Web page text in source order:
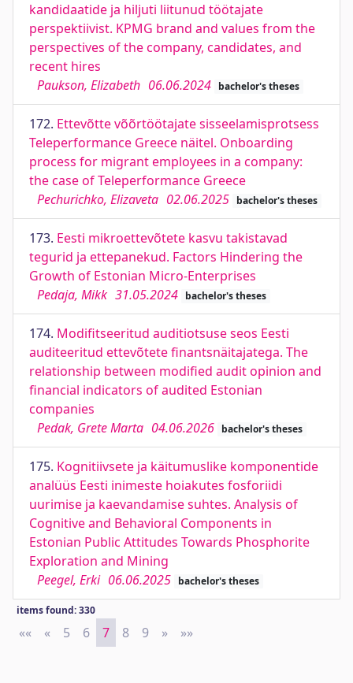
kandidaatide ja hiljuti liitunud töötajate
perspektiivist. KPMG brand and values from the
perspectives of the company, candidates, and
recent hires
Paukson, Elizabeth 06.06.2024 bachelor's theses
172. Ettevõtte võõrtöötajate sisseelamisprotsess
Teleperformance Greece näitel. Onboarding
process for migrant employees in a company:
the case of Teleperformance Greece
Pechurichko, Elizaveta 02.06.2025 bachelor's theses
173. Eesti mikroettevõtete kasvu takistavad
tegurid ja ettepanekud. Factors Hindering the
Growth of Estonian Micro-Enterprises
Pedaja, Mikk 31.05.2024 bachelor's theses
174. Modifitseeritud auditiotsuse seos Eesti
auditeeritud ettevõtete finantsnäitajatega. The
relationship between modified audit opinion and
financial indicators of audited Estonian
companies
Pedak, Grete Marta 04.06.2026 bachelor's theses
175. Kognitiivsete ja käitumuslike komponentide
analüüs Eesti inimeste hoiakutes fosforiidi
uurimise ja kaevandamise suhtes. Analysis of
Cognitive and Behavioral Components in
Estonian Public Attitudes Towards Phosphorite
Exploration and Mining
Peegel, Erki 06.06.2025 bachelor's theses
items found: 330
«« First
« Previous
5 6 7 8 9 » Next
»»